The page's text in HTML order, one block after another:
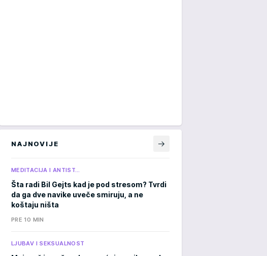
NAJNOVIJE
MEDITACIJA I ANTIST…
Šta radi Bil Gejts kad je pod stresom? Tvrdi
da ga dve navike uveče smiruju, a ne
koštaju ništa
PRE 10 MIN
LJUBAV I SEKSUALNOST